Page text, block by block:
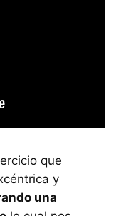
que
y
una